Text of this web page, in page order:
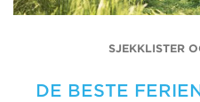
SJEKKLISTER
DE BESTE